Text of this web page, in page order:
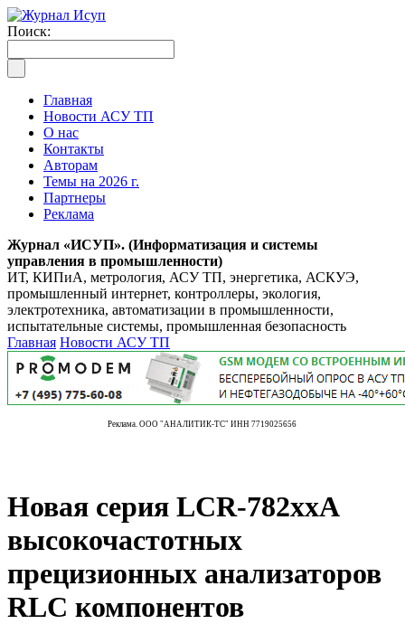
Поиск:
Главная
Новости АСУ ТП
О нас
Контакты
Авторам
Темы на 2026 г.
Партнеры
Реклама
Журнал «ИСУП». (Информатизация и системы
управления в промышленности)
ИТ, КИПиА, метрология, АСУ ТП, энергетика, АСКУЭ,
промышленный интернет, контроллеры, экология,
электротехника, автоматизации в промышленности,
испытательные системы, промышленная безопасность
Главная Новости АСУ ТП
Реклама. ООО "АНАЛИТИК-ТС" ИНН 7719025656
Новая серия LCR-782xxА
высокочастотных
прецизионных анализаторов
RLC компонентов